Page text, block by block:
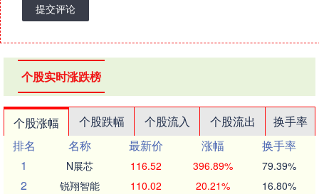
提交评论
个股实时涨跌榜
个股涨幅 个股跌幅 个股流入 个股流出
换手率
排名
名称 最新价 涨幅
换手率
1
N展芯 116.52 396.89% 79.39%
2 锐翔智能 110.02 20.21% 16.80%